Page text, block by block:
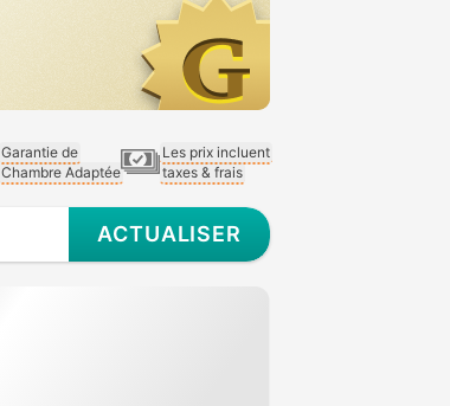
Garantie de
Chambre Adaptée
Les prix incluent
taxes & frais
ACTUALISER